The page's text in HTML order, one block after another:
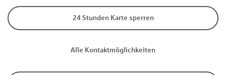
24 Stunden Karte sperren
Alle Kontaktmöglichkeiten